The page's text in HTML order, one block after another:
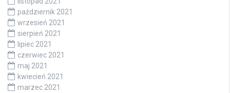
październik 2021
wrzesień 2021
sierpień 2021
lipiec 2021
czerwiec 2021
maj 2021
kwiecień 2021
marzec 2021